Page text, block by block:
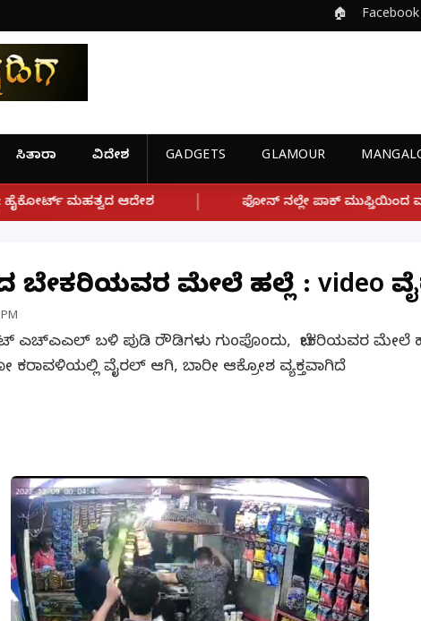
🏠 Facebook
ಸಿತಾರಾ ವಿದೇಶ GADGETS GLAMOUR
| ಫೋನ್ ನಲ್ಲೇ ಪಾಕ್ ಮುಫ್ತಿಯಿಂದ ಮತಾಂತರ: ಜೈಶ್-ಎ-
ಬೇಕರಿಯವರ ಮೇಲೆ ಹಲ್ಲೆ : video
ಎಚ್ಎಎಲ್ ಬಳಿ ಪುಡಿ ರೌಡಿಗಳು ಗುಂಪೊಂದು, ಬೇಕರಿಯವರ
ವೈರಲ್ ಆಗಿ, ಬಾರೀ ಆಕ್ರೋಶ ವ್ಯಕ್ತವಾಗಿದೆ